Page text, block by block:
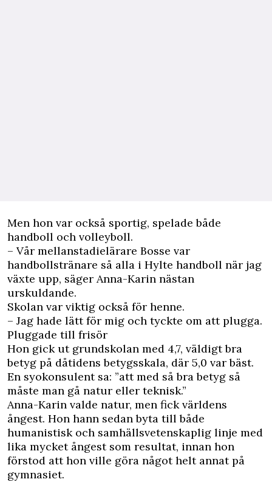
Men hon var också sportig, spelade både
handboll och volleyboll.
– Vår mellanstadielärare Bosse var
handbollstränare så alla i Hylte handboll när jag
växte upp, säger Anna-Karin nästan
urskuldande.
Skolan var viktig också för henne.
– Jag hade lätt för mig och tyckte om att plugga.
Pluggade till frisör
Hon gick ut grundskolan med 4,7, väldigt bra
betyg på dåtidens betygsskala, där 5,0 var bäst.
En syokonsulent sa: ”att med så bra betyg så
måste man gå natur eller teknisk.”
Anna-Karin valde natur, men fick världens
ångest. Hon hann sedan byta till både
humanistisk och samhällsvetenskaplig linje med
lika mycket ångest som resultat, innan hon
förstod att hon ville göra något helt annat på
gymnasiet.